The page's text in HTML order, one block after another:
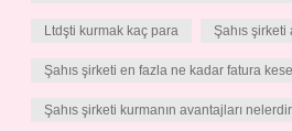
Ltdşti kurmak kaç para Şahıs
Şahıs şirketi en fazla ne kadar fatura
Şahıs şirketi kurmanın avantajları nelerdir